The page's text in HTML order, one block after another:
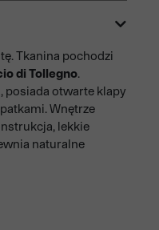
Tkanina pochodzi
di Tollegno.
posiada otwarte klapy
Wnętrze
lekkie
naturalne